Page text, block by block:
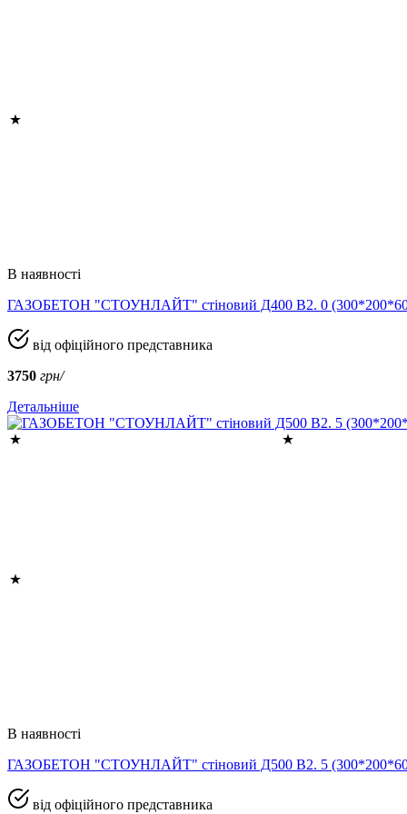
В наявності
ГАЗОБЕТОН "СТОУНЛАЙТ" стіновий Д400 В2. 0
від офіційного представника
3750 грн/
Детальніше
В наявності
ГАЗОБЕТОН "СТОУНЛАЙТ" стіновий Д500 В2. 5
від офіційного представника